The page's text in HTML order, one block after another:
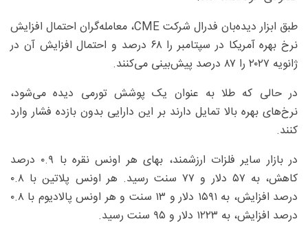
طبق ابزار دیده‌بان فدرال شرکت CME، معامله‌گران احتمال افزایش
نرخ بهره آمریکا در سپتامبر را ۶۸ درصد و احتمال افزایش آن در
ژانویه ۲۰۲۷ را ۸۷ درصد پیش‌بینی می‌کنند.
در حالی که طلا به عنوان یک پوشش تورمی دیده می‌شود،
نرخ‌های بهره بالا تمایل دارند بر این دارایی بدون بازده فشار وارد
کنند.
در بازار سایر فلزات ارزشمند، بهای هر اونس نقره با ۰.۹ درصد
کاهش، به ۵۷ دلار و ۷۷ سنت رسید. هر اونس پلاتین با ۰.۸
درصد افزایش، به ۱۵۹۱ دلار و ۱۳ سنت و هر اونس پالادیوم با ۰.۸
درصد افزایش، به ۱۲۲۳ دلار و ۹۵ سنت رسید.